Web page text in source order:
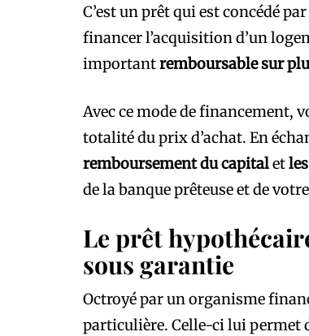
C’est un prêt qui est concédé
financer l’acquisition d’un
importantremboursable sur
Avec ce mode de financement,
totalité du prix d’achat. En
remboursement du capitalet
de la banque prêteuse et de
Le prêt
sous garantie
Octroyé par un organisme
particulière. Celle-ci lui permet